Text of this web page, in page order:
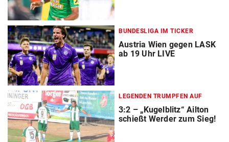
BUNDESLIGA IM TICKER
Austria Wien gegen LASK
ab 19 Uhr LIVE
LEGENDEN TRUMPFEN AUF
3:2 – „Kugelblitz“ Ailton
schießt Werder zum Sieg!